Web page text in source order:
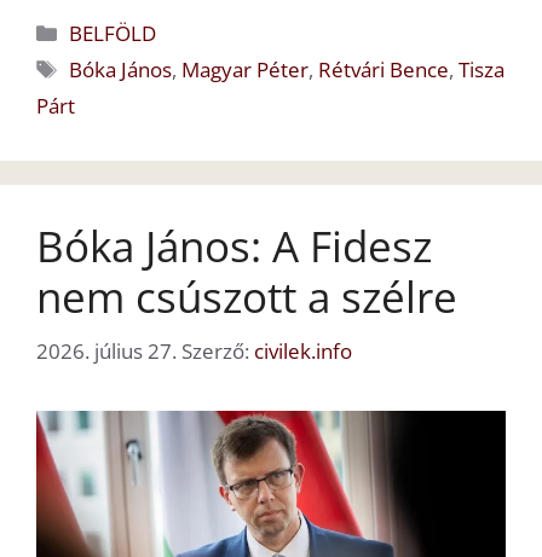
Kategória
BELFÖLD
Címkék
Bóka János, Magyar Péter, Rétvári Bence,Tisza
Párt
Bóka János: A Fidesz
nem csúszott a szélre
2026. július 27. Szerző: civilek.info